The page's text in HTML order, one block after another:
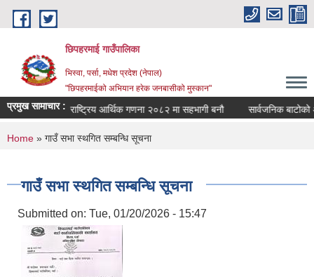
Skip to main content
छिपहरमाई गाउँपालिका
भिस्वा, पर्सा, मधेश प्रदेश (नेपाल)
"छिपहरमाईको अभियान हरेक जनबासीको मुस्कान"
प्रमुख सामाचार :
सम्बन्धमा राष्ट्रिय आर्थिक गणना २०८२ मा सहभागी बनौ सार्वजनिक बाटोको
You are here
Home » गाउँ सभा स्थगित सम्बन्धि सूचना
गाउँ सभा स्थगित सम्बन्धि सूचना
Submitted on: Tue, 01/20/2026 - 15:47